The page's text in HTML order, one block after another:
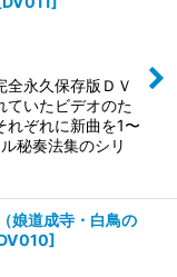
全永久保存版ＤＶ
ていたビデオのた
れぞれに新曲を1〜
秘奏法集のシリ
娘道成寺・白鳥の
]